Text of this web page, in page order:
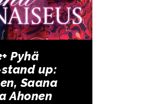
Pyhä
up:
Saana
Ahonen